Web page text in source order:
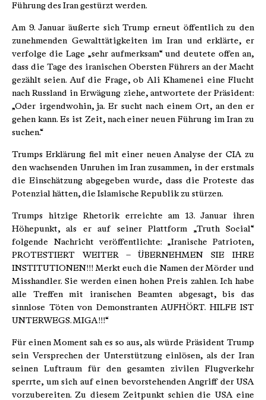
Führung des Iran gestürzt werden.
Am 9. Januar äußerte sich Trump erneut öffentlich zu den
zunehmenden Gewalttätigkeiten im Iran und erklärte, er
verfolge die Lage „sehr aufmerksam“ und deutete offen an,
dass die Tage des iranischen Obersten Führers an der Macht
gezählt seien. Auf die Frage, ob Ali Khamenei eine Flucht
nach Russland in Erwägung ziehe, antwortete der Präsident:
„Oder irgendwohin, ja. Er sucht nach einem Ort, an den er
gehen kann. Es ist Zeit, nach einer neuen Führung im Iran zu
suchen.“
Trumps Erklärung fiel mit einer neuen Analyse der CIA zu
den wachsenden Unruhen im Iran zusammen, in der erstmals
die Einschätzung abgegeben wurde, dass die Proteste das
Potenzial hätten, die Islamische Republik zu stürzen.
Trumps hitzige Rhetorik erreichte am 13. Januar ihren
Höhepunkt, als er auf seiner Plattform „Truth Social“
folgende Nachricht veröffentlichte: „Iranische Patrioten,
PROTESTIERT WEITER – ÜBERNEHMEN SIE IHRE
INSTITUTIONEN!!! Merkt euch die Namen der Mörder und
Misshandler. Sie werden einen hohen Preis zahlen. Ich habe
alle Treffen mit iranischen Beamten abgesagt, bis das
sinnlose Töten von Demonstranten AUFHÖRT. HILFE IST
UNTERWEGS. MIGA!!!“
Für einen Moment sah es so aus, als würde Präsident Trump
sein Versprechen der Unterstützung einlösen, als der Iran
seinen Luftraum für den gesamten zivilen Flugverkehr
sperrte, um sich auf einen bevorstehenden Angriff der USA
vorzubereiten. Zu diesem Zeitpunkt schien die USA eine